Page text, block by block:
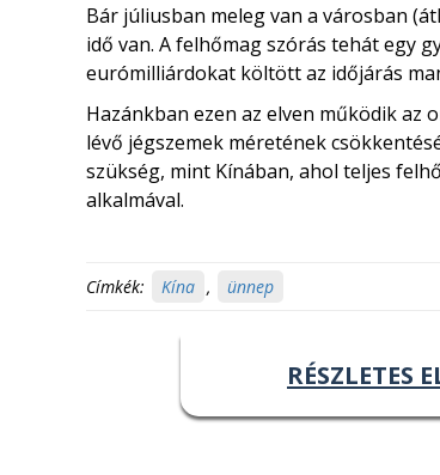
Bár júliusban meleg van a városban
idő van. A felhőmag szórás tehát egy
eurómilliárdokat költött az időjárás
Hazánkban ezen az elven működik az
lévő jégszemek méretének
szükség, mint Kínában, ahol teljes
alkalmával.
Címkék: Kína , ünnep
RÉSZLETES